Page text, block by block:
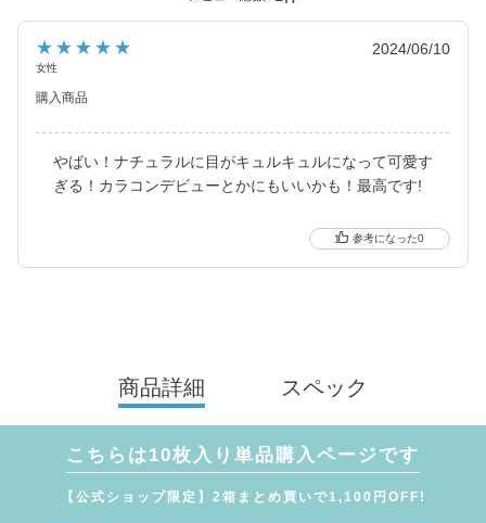
★★★★★
女性
2024/06/10
購入商品
やばい！ナチュラルに目がキュルキュルになって可愛す
ぎる！カラコンデビューとかにもいいかも！最高です!
0
商品詳細 スペック
こちらは10枚入り単品購入ページです
【公式ショップ限定】2箱まとめ買いで1,100円OFF!